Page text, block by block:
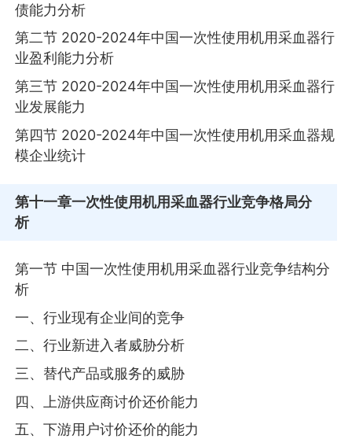
债能力分析
第二节 2020-2024年中国一次性使用机用采血器行
业盈利能力分析
第三节 2020-2024年中国一次性使用机用采血器行
业发展能力
第四节 2020-2024年中国一次性使用机用采血器规
模企业统计
第十一章一次性使用机用采血器行业竞争格局分
析
第一节 中国一次性使用机用采血器行业竞争结构分
析
一、行业现有企业间的竞争
二、行业新进入者威胁分析
三、替代产品或服务的威胁
四、上游供应商讨价还价能力
五、下游用户讨价还价的能力